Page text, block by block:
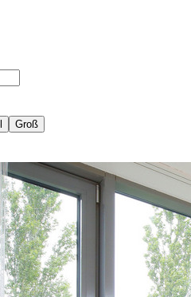
Groß